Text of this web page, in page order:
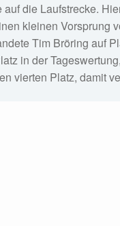
die Laufstrecke.
kleinen Vorsprung
Tim Bröring auf
in der
vierten Platz, damit